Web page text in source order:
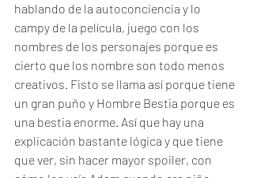
hablando de la autoconciencia y lo
campy de la película, juego con los
nombres de los personajes porque es
cierto que los nombre son todo menos
creativos. Fisto se llama así porque tiene
un gran puño y Hombre Bestia porque es
una bestia enorme. Así que hay una
explicación bastante lógica y que tiene
que ver, sin hacer mayor spoiler, con